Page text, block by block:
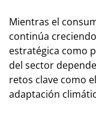
Mientras el
continúa
estratégica como
del sector
retos clave como
adaptación